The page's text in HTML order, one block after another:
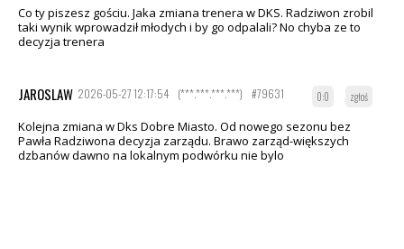
Co ty piszesz gościu. Jaka zmiana trenera w DKS. Radziwon zrobil
taki wynik wprowadził młodych i by go odpalali? No chyba ze to
decyzja trenera
JAROSLAW 2026-05-27 12:17:54 (***.***.***.***) #79631 0:0 zgłoś
Kolejna zmiana w Dks Dobre Miasto. Od nowego sezonu bez
Pawła Radziwona decyzja zarządu. Brawo zarząd-większych
dzbanów dawno na lokalnym podwórku nie bylo